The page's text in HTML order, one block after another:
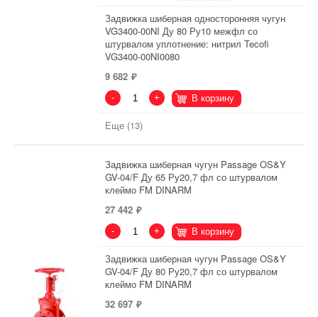
Задвижка шиберная односторонняя чугун
VG3400-00NI Ду 80 Ру10 межфл со
штурвалом уплотнение: нитрил Tecofi
VG3400-00NI0080
9 682
- + В корзину
Еще (13)
Задвижка шиберная чугун Passage OS&Y
GV-04/F Ду 65 Ру20,7 фл со штурвалом
клеймо FM DINARM
27 442
- + В корзину
Задвижка шиберная чугун Passage OS&Y
GV-04/F Ду 80 Ру20,7 фл со штурвалом
клеймо FM DINARM
32 697